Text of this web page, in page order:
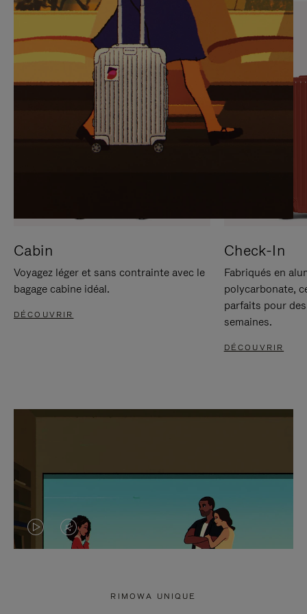
SUR
POUR
METTRE
PAUSE
VEUILLEZ
CLIQUER
POUR
RÉACTIVER
LE
SON
Cabin
Voyagez léger et sans contrainte avec le
bagage cabine idéal.
DÉCOUVRIR
Check-In
Fabriqués en
polycarbonate,
parfaits pour
semaines.
DÉCOUVRIR
LA LE
RIMOWA UNIQUE